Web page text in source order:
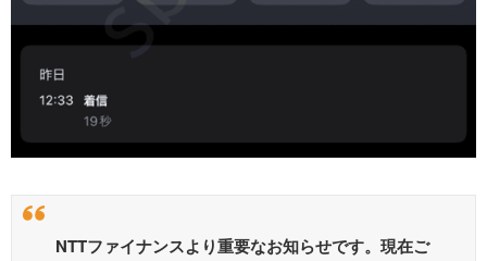
NTTファイナンスより重要なお知らせです。現在ご